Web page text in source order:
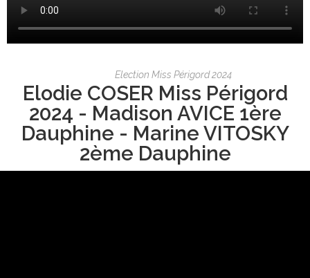
Election Miss Périgord 2024
Elodie COSER Miss Périgord
2024 - Madison AVICE 1ère
Dauphine - Marine VITOSKY
2ème Dauphine